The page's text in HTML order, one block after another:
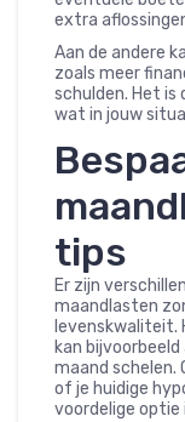
extra
Aan de andere
zoals meer
schulden. Het is
wat in jouw
tips
Er zijn
maandlasten
levenskwaliteit.
kan
maand schelen.
of je huidige
voordelige optie